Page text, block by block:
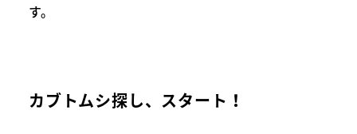
す。
カブトムシ探し、スタート！